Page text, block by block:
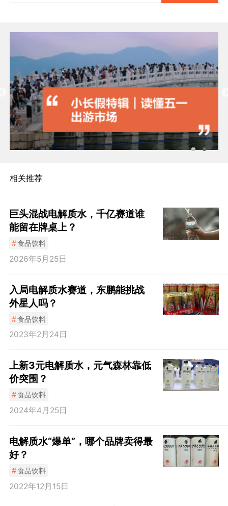
相关推荐
巨头混战电解质水，千亿赛道谁
能留在牌桌上？
#食品饮料
2026年5月25日
入局电解质水赛道，东鹏能挑战
外星人吗？
#食品饮料
2023年2月24日
上新3元电解质水，元气森林靠低
价突围？
#食品饮料
2024年4月25日
电解质水“爆单”，哪个品牌卖得最
好？
#食品饮料
2022年12月15日